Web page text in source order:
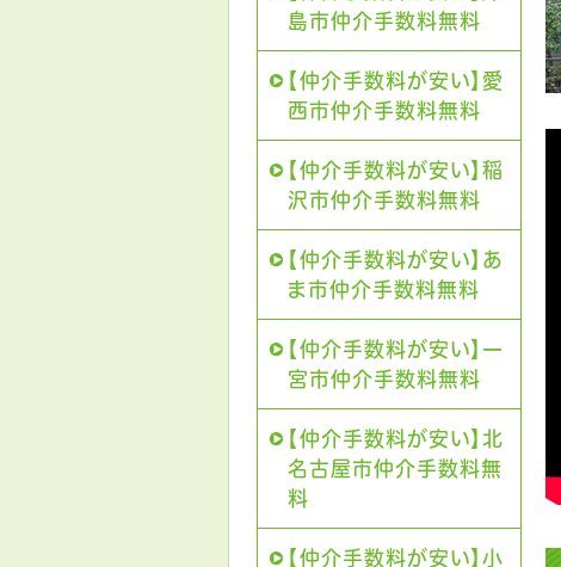
島市仲介手数料無料
【仲介手数料が安い】愛
西市仲介手数料無料
【仲介手数料が安い】稲
沢市仲介手数料無料
【仲介手数料が安い】あ
ま市仲介手数料無料
【仲介手数料が安い】一
宮市仲介手数料無料
【仲介手数料が安い】北
名古屋市仲介手数料無
料
【仲介手数料が安い】小